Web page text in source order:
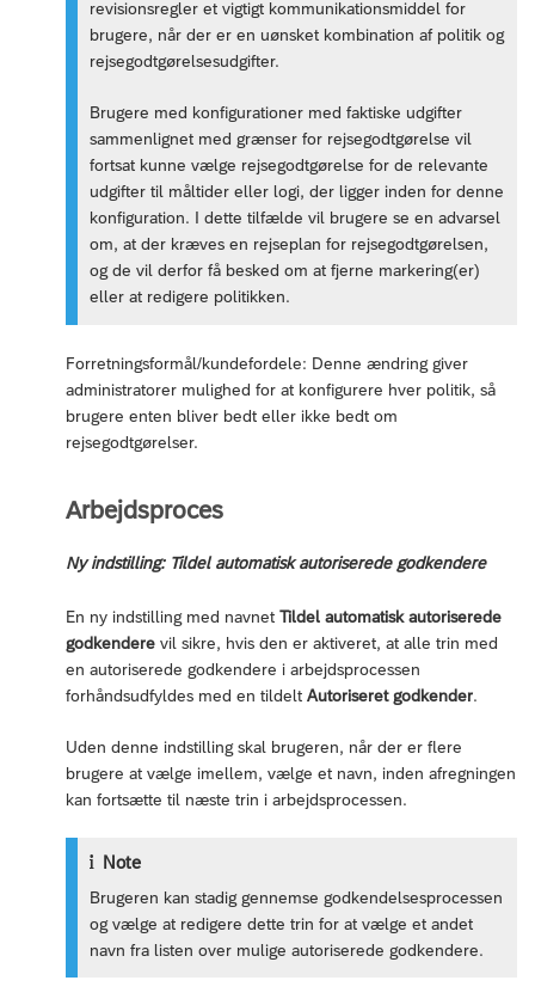
revisionsregler et vigtigt kommunikationsmiddel for
brugere, når der er en uønsket kombination af politik og
rejsegodtgørelsesudgifter.
Brugere med konfigurationer med faktiske udgifter
sammenlignet med grænser for rejsegodtgørelse vil
fortsat kunne vælge rejsegodtgørelse for de relevante
udgifter til måltider eller logi, der ligger inden for denne
konfiguration. I dette tilfælde vil brugere se en advarsel
om, at der kræves en rejseplan for rejsegodtgørelsen,
og de vil derfor få besked om at fjerne markering(er)
eller at redigere politikken.
Forretningsformål/kundefordele: Denne ændring giver
administratorer mulighed for at konfigurere hver politik, så
brugere enten bliver bedt eller ikke bedt om
rejsegodtgørelser.
Arbejdsproces
Ny indstilling: Tildel automatisk autoriserede godkendere
En ny indstilling med navnet Tildel automatisk autoriserede
godkendere vil sikre, hvis den er aktiveret, at alle trin med
en autoriserede godkendere i arbejdsprocessen
forhåndsudfyldes med en tildelt Autoriseret godkender.
Uden denne indstilling skal brugeren, når der er flere
brugere at vælge imellem, vælge et navn, inden afregningen
kan fortsætte til næste trin i arbejdsprocessen.
Note
Brugeren kan stadig gennemse godkendelsesprocessen
og vælge at redigere dette trin for at vælge et andet
navn fra listen over mulige autoriserede godkendere.